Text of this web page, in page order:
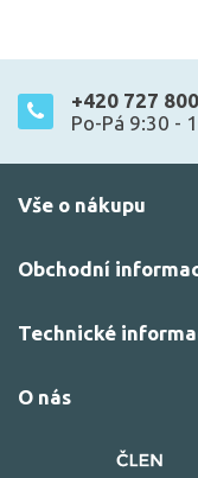
+420 727
Po-Pá 9:30 -
Vše o nákupu
Obchodní
Technické
O nás